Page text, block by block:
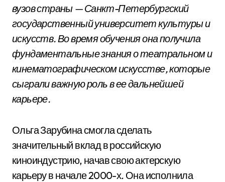
вузов страны — Санкт-Петербургский
государственный университет культуры и
искусств. Во время обучения она получила
фундаментальные знания о театральном и
кинематографическом искусстве, которые
сыграли важную роль в ее дальнейшей
карьере.
Ольга Зарубина смогла сделать
значительный вклад в российскую
киноиндустрию, начав свою актерскую
карьеру в начале 2000-х. Она исполнила